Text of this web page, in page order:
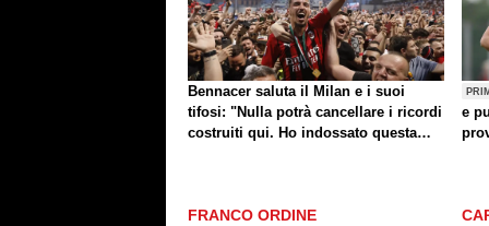
Bennacer saluta il Milan e i suoi
tifosi: "Nulla potrà cancellare i ricordi
costruiti qui. Ho indossato questa
e
FRANCO ORDINE